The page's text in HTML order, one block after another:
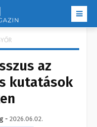
az
kutatások
- 2026.06.02.